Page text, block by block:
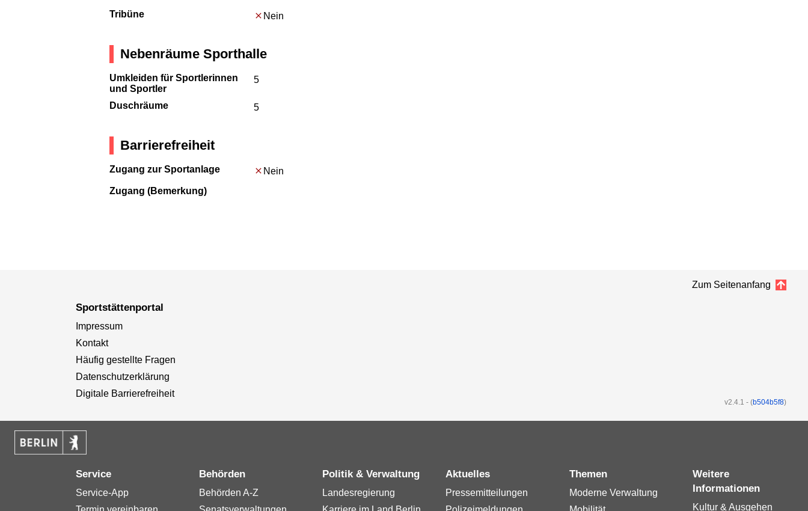
Tribüne Nein
Nebenräume Sporthalle
Umkleiden für Sportlerinnen
und Sportler
5
Duschräume 5
Barrierefreiheit
Zugang zur Sportanlage
Nein
Zugang (Bemerkung)
Zum Seitenanfang
v2.4.1 - (b504b5f8)
Sportstättenportal
Impressum
Kontakt
Häufig gestellte Fragen
Datenschutzerklärung
Digitale Barrierefreiheit
Service
Service-App
Behörden
Behörden A-Z
Politik & Verwaltung
Landesregierung
Aktuelles
Pressemitteilungen
Themen
Moderne Verwaltung
Weitere
Informationen
Kultur & Ausgehen